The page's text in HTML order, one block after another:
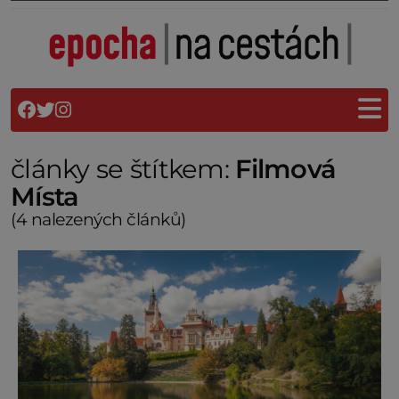
články se štítkem: Filmová
Místa
(4 nalezených článků)